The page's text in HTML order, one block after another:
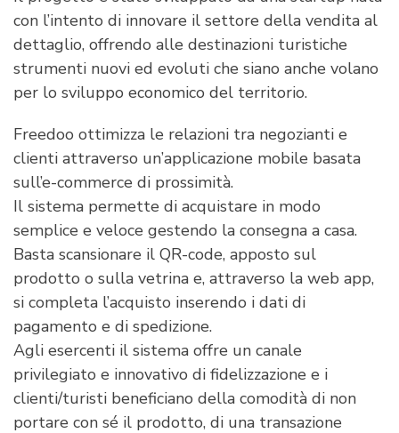
con l’intento di innovare il settore della vendita al
dettaglio, offrendo alle destinazioni turistiche
strumenti nuovi ed evoluti che siano anche volano
per lo sviluppo economico del territorio.
Freedoo ottimizza le relazioni tra negozianti e
clienti attraverso un’applicazione mobile basata
sull’e-commerce di prossimità.
Il sistema permette di acquistare in modo
semplice e veloce gestendo la consegna a casa.
Basta scansionare il QR-code, apposto sul
prodotto o sulla vetrina e, attraverso la web app,
si completa l’acquisto inserendo i dati di
pagamento e di spedizione.
Agli esercenti il sistema offre un canale
privilegiato e innovativo di fidelizzazione e i
clienti/turisti beneficiano della comodità di non
portare con sé il prodotto, di una transazione